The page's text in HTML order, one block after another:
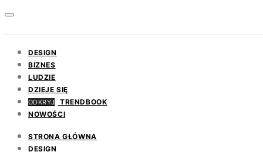
DESIGN
BIZNES
LUDZIE
DZIEJE SIĘ
ODKRYJ
TRENDBOOK
NOWOŚCI
STRONA GŁÓWNA
DESIGN